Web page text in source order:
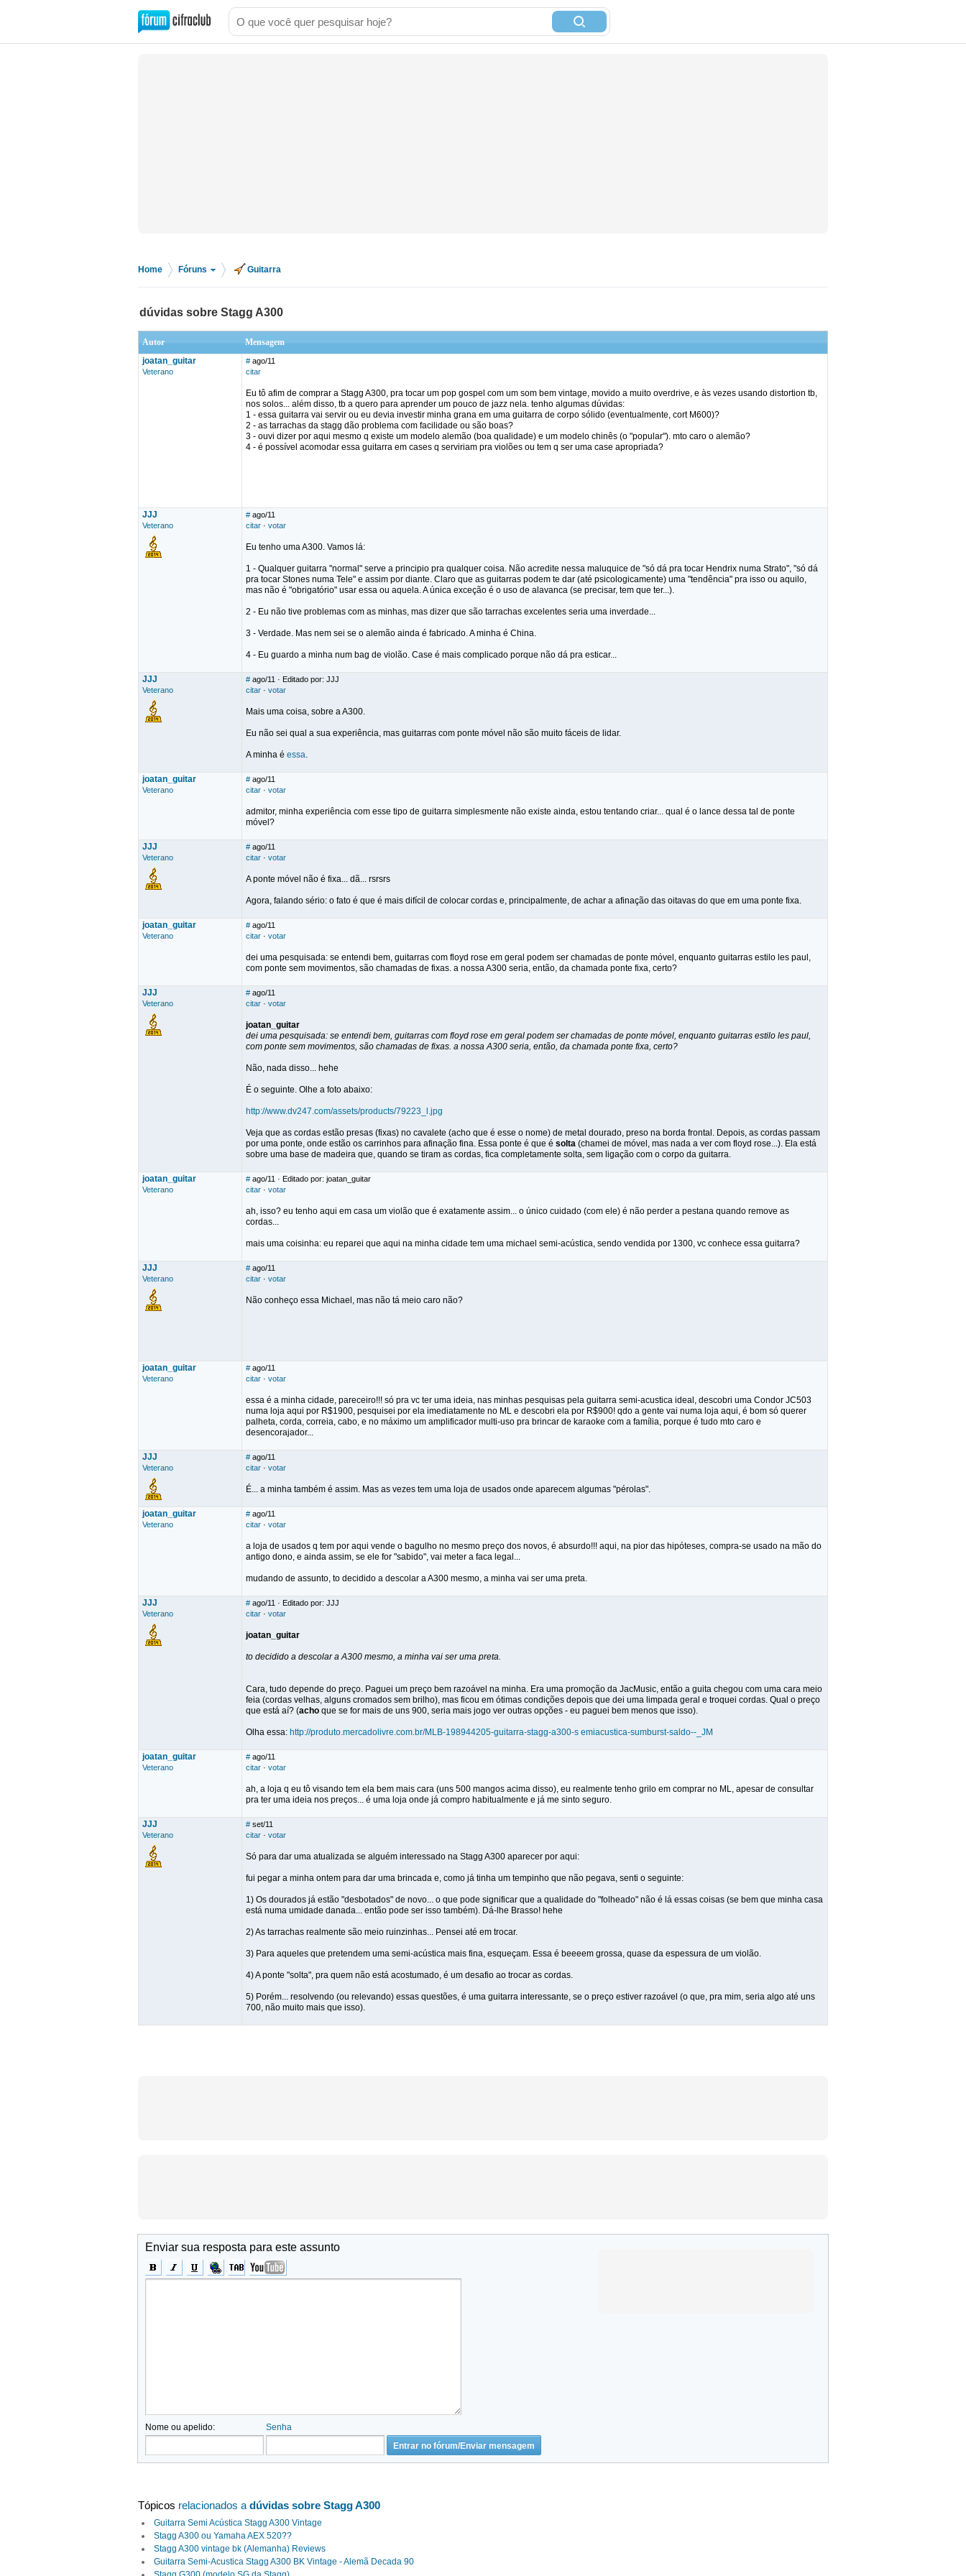
Home Fóruns Guitarra
dúvidas sobre Stagg A300
Autor
Mensagem
joatan_guitar
Veterano
# ago/11
citar
Eu tô afim de comprar a Stagg A300, pra tocar um pop gospel com um som bem vintage, movido a muito overdrive, e às vezes usando distortion tb,
nos solos... além disso, tb a quero para aprender um pouco de jazz nela. tenho algumas dúvidas:
1 - essa guitarra vai servir ou eu devia investir minha grana em uma guitarra de corpo sólido (eventualmente, cort M600)?
2 - as tarrachas da stagg dão problema com facilidade ou são boas?
3 - ouvi dizer por aqui mesmo q existe um modelo alemão (boa qualidade) e um modelo chinês (o "popular"). mto caro o alemão?
4 - é possível acomodar essa guitarra em cases q serviriam pra violões ou tem q ser uma case apropriada?
JJJ
Veterano
# ago/11
citar · votar
Eu tenho uma A300. Vamos lá:
1 - Qualquer guitarra "normal" serve a principio pra qualquer coisa. Não acredite nessa maluquice de "só dá pra tocar Hendrix numa Strato", "só dá
pra tocar Stones numa Tele" e assim por diante. Claro que as guitarras podem te dar (até psicologicamente) uma "tendência" pra isso ou aquilo,
mas não é "obrigatório" usar essa ou aquela. A única exceção é o uso de alavanca (se precisar, tem que ter...).
2 - Eu não tive problemas com as minhas, mas dizer que são tarrachas excelentes seria uma inverdade...
3 - Verdade. Mas nem sei se o alemão ainda é fabricado. A minha é China.
4 - Eu guardo a minha num bag de violão. Case é mais complicado porque não dá pra esticar...
JJJ
Veterano
# ago/11 · Editado por: JJJ
citar · votar
Mais uma coisa, sobre a A300.
Eu não sei qual a sua experiência, mas guitarras com ponte móvel não são muito fáceis de lidar.
A minha é essa.
joatan_guitar
Veterano
# ago/11
citar · votar
admitor, minha experiência com esse tipo de guitarra simplesmente não existe ainda, estou tentando criar... qual é o lance dessa tal de ponte
móvel?
JJJ
Veterano
# ago/11
citar · votar
A ponte móvel não é fixa... dã... rsrsrs
Agora, falando sério: o fato é que é mais difícil de colocar cordas e, principalmente, de achar a afinação das oitavas do que em uma ponte fixa.
joatan_guitar
Veterano
# ago/11
citar · votar
dei uma pesquisada: se entendi bem, guitarras com floyd rose em geral podem ser chamadas de ponte móvel, enquanto guitarras estilo les paul,
com ponte sem movimentos, são chamadas de fixas. a nossa A300 seria, então, da chamada ponte fixa, certo?
JJJ
Veterano
# ago/11
citar · votar
joatan_guitar
dei uma pesquisada: se entendi bem, guitarras com floyd rose em geral podem ser chamadas de ponte móvel, enquanto guitarras estilo les paul,
com ponte sem movimentos, são chamadas de fixas. a nossa A300 seria, então, da chamada ponte fixa, certo?
Não, nada disso... hehe
É o seguinte. Olhe a foto abaixo:
http://www.dv247.com/assets/products/79223_l.jpg
Veja que as cordas estão presas (fixas) no cavalete (acho que é esse o nome) de metal dourado, preso na borda frontal. Depois, as cordas passam
por uma ponte, onde estão os carrinhos para afinação fina. Essa ponte é que é solta (chamei de móvel, mas nada a ver com floyd rose...). Ela está
sobre uma base de madeira que, quando se tiram as cordas, fica completamente solta, sem ligação com o corpo da guitarra.
joatan_guitar
Veterano
# ago/11 · Editado por: joatan_guitar
citar · votar
ah, isso? eu tenho aqui em casa um violão que é exatamente assim... o único cuidado (com ele) é não perder a pestana quando remove as
cordas...
mais uma coisinha: eu reparei que aqui na minha cidade tem uma michael semi-acústica, sendo vendida por 1300, vc conhece essa guitarra?
JJJ
Veterano
# ago/11
citar · votar
Não conheço essa Michael, mas não tá meio caro não?
joatan_guitar
Veterano
# ago/11
citar · votar
essa é a minha cidade, pareceiro!!! só pra vc ter uma ideia, nas minhas pesquisas pela guitarra semi-acustica ideal, descobri uma Condor JC503
numa loja aqui por R$1900, pesquisei por ela imediatamente no ML e descobri ela por R$900! qdo a gente vai numa loja aqui, é bom só querer
palheta, corda, correia, cabo, e no máximo um amplificador multi-uso pra brincar de karaoke com a família, porque é tudo mto caro e
desencorajador...
JJJ
Veterano
# ago/11
citar · votar
É... a minha também é assim. Mas as vezes tem uma loja de usados onde aparecem algumas "pérolas".
joatan_guitar
Veterano
# ago/11
citar · votar
a loja de usados q tem por aqui vende o bagulho no mesmo preço dos novos, é absurdo!!! aqui, na pior das hipóteses, compra-se usado na mão do
antigo dono, e ainda assim, se ele for "sabido", vai meter a faca legal...
mudando de assunto, to decidido a descolar a A300 mesmo, a minha vai ser uma preta.
JJJ
Veterano
# ago/11 · Editado por: JJJ
citar · votar
joatan_guitar
to decidido a descolar a A300 mesmo, a minha vai ser uma preta.
Cara, tudo depende do preço. Paguei um preço bem razoável na minha. Era uma promoção da JacMusic, então a guita chegou com uma cara meio
feia (cordas velhas, alguns cromados sem brilho), mas ficou em ótimas condições depois que dei uma limpada geral e troquei cordas. Qual o preço
que está aí? (acho que se for mais de uns 900, seria mais jogo ver outras opções - eu paguei bem menos que isso).
Olha essa: http://produto.mercadolivre.com.br/MLB-198944205-guitarra-stagg-a300-s emiacustica-sumburst-saldo--_JM
joatan_guitar
Veterano
# ago/11
citar · votar
ah, a loja q eu tô visando tem ela bem mais cara (uns 500 mangos acima disso), eu realmente tenho grilo em comprar no ML, apesar de consultar
pra ter uma ideia nos preços... é uma loja onde já compro habitualmente e já me sinto seguro.
JJJ
Veterano
# set/11
citar · votar
Só para dar uma atualizada se alguém interessado na Stagg A300 aparecer por aqui:
fui pegar a minha ontem para dar uma brincada e, como já tinha um tempinho que não pegava, senti o seguinte:
1) Os dourados já estão "desbotados" de novo... o que pode significar que a qualidade do "folheado" não é lá essas coisas (se bem que minha casa
está numa umidade danada... então pode ser isso também). Dá-lhe Brasso! hehe
2) As tarrachas realmente são meio ruinzinhas... Pensei até em trocar.
3) Para aqueles que pretendem uma semi-acústica mais fina, esqueçam. Essa é beeeem grossa, quase da espessura de um violão.
4) A ponte "solta", pra quem não está acostumado, é um desafio ao trocar as cordas.
5) Porém... resolvendo (ou relevando) essas questões, é uma guitarra interessante, se o preço estiver razoável (o que, pra mim, seria algo até uns
700, não muito mais que isso).
Enviar sua resposta para este assunto
Nome ou apelido: Senha
Tópicos relacionados a dúvidas sobre Stagg A300
Guitarra Semi Acústica Stagg A300 Vintage
Stagg A300 ou Yamaha AEX 520??
Stagg A300 vintage bk (Alemanha) Reviews
Guitarra Semi-Acustica Stagg A300 BK Vintage - Alemã Decada 90